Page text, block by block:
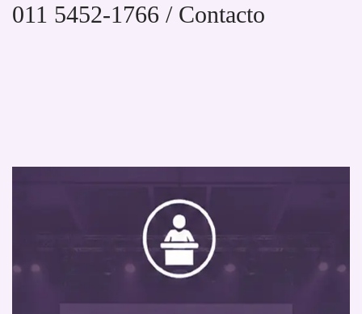
011 5452-1766 / Contacto